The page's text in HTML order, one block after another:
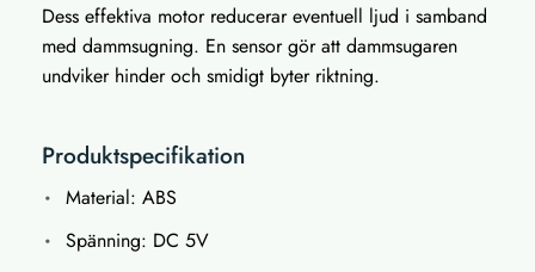
Dess effektiva motor reducerar eventuell ljud i samband
med dammsugning. En sensor gör att dammsugaren
undviker hinder och smidigt byter riktning.
Produktspecifikation
Material: ABS
Spänning: DC 5V